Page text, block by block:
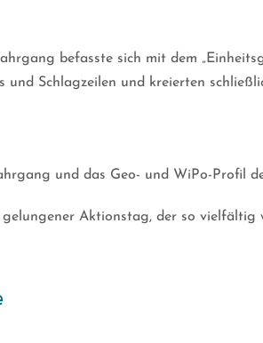
befasste sich mit dem
und Schlagzeilen und kreierten
und das Geo- und WiPo-Profil
gelungener Aktionstag, der so vielfältig